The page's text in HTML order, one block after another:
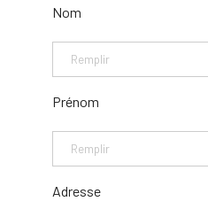
Nom
Prénom
Adresse